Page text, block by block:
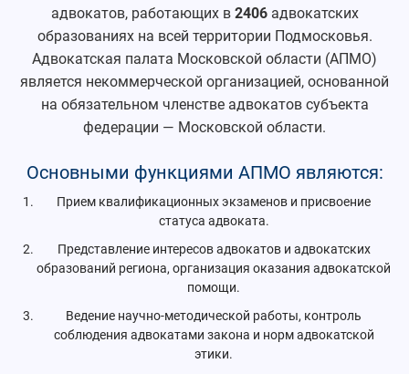
адвокатов, работающих в 2406адвокатских
образованиях на всей территории Подмосковья.
Адвокатская палата Московской области (АПМО)
является некоммерческой организацией, основанной
на обязательном членстве адвокатов субъекта
федерации — Московской области.
Основными функциями АПМО являются:
Прием квалификационных экзаменов и присвоение
статуса адвоката.
Представление интересов адвокатов и адвокатских
образований региона, организация оказания адвокатской
помощи.
Ведение научно-методической работы, контроль
соблюдения адвокатами закона и норм адвокатской
этики.